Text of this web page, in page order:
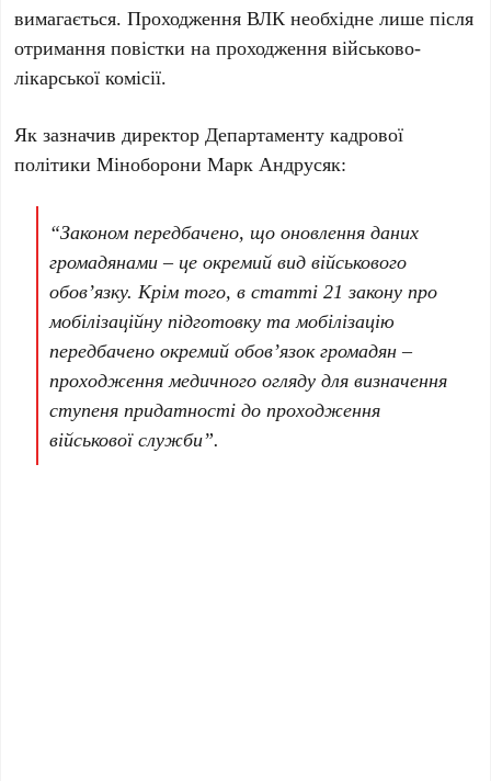
вимагається. Проходження ВЛК необхідне лише після
отримання повістки на проходження військово-
лікарської комісії.
Як зазначив директор Департаменту кадрової
політики Міноборони Марк Андрусяк:
“Законом передбачено, що оновлення даних
громадянами – це окремий вид військового
обов’язку. Крім того, в статті 21 закону про
мобілізаційну підготовку та мобілізацію
передбачено окремий обов’язок громадян –
проходження медичного огляду для визначення
ступеня придатності до проходження
військової служби”.